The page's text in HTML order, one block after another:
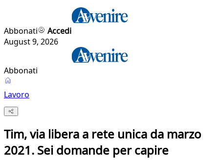
Abbonati
Accedi
August 9, 2026
Abbonati
Lavoro
Tim, via libera a rete unica da marzo
2021. Sei domande per capire